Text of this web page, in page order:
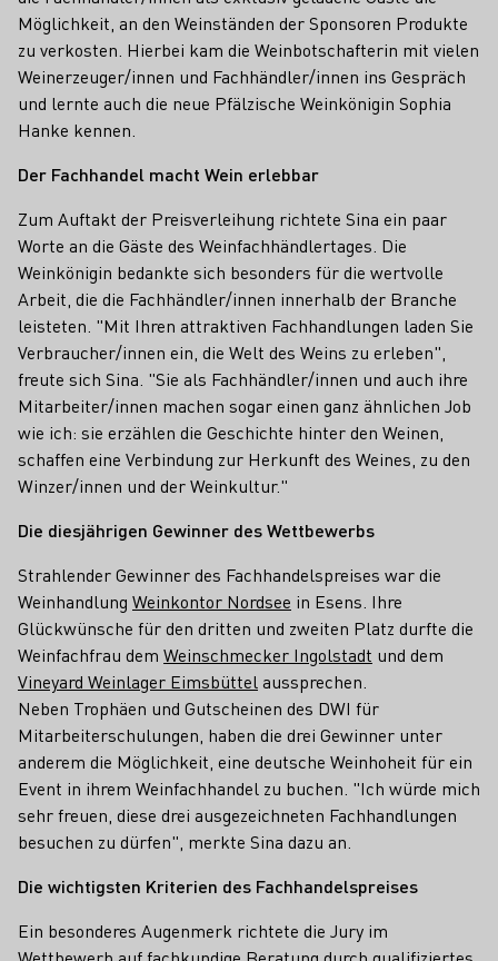
Möglichkeit, an den Weinständen der Sponsoren Produkte
zu verkosten. Hierbei kam die Weinbotschafterin mit vielen
Weinerzeuger/innen und Fachhändler/innen ins Gespräch
und lernte auch die neue Pfälzische Weinkönigin Sophia
Hanke kennen.
Der Fachhandel macht Wein erlebbar
Zum Auftakt der Preisverleihung richtete Sina ein paar
Worte an die Gäste des Weinfachhändlertages. Die
Weinkönigin bedankte sich besonders für die wertvolle
Arbeit, die die Fachhändler/innen innerhalb der Branche
leisteten. "Mit Ihren attraktiven Fachhandlungen laden Sie
Verbraucher/innen ein, die Welt des Weins zu erleben",
freute sich Sina. "Sie als Fachhändler/innen und auch ihre
Mitarbeiter/innen machen sogar einen ganz ähnlichen Job
wie ich: sie erzählen die Geschichte hinter den Weinen,
schaffen eine Verbindung zur Herkunft des Weines, zu den
Winzer/innen und der Weinkultur."
Die diesjährigen Gewinner des Wettbewerbs
Strahlender Gewinner des Fachhandelspreises war die
Weinhandlung Weinkontor Nordsee in Esens. Ihre
Glückwünsche für den dritten und zweiten Platz durfte die
Weinfachfrau dem Weinschmecker Ingolstadt und dem
Vineyard Weinlager Eimsbüttel aussprechen.
Neben Trophäen und Gutscheinen des DWI für
Mitarbeiterschulungen, haben die drei Gewinner unter
anderem die Möglichkeit, eine deutsche Weinhoheit für ein
Event in ihrem Weinfachhandel zu buchen. "Ich würde mich
sehr freuen, diese drei ausgezeichneten Fachhandlungen
besuchen zu dürfen", merkte Sina dazu an.
Die wichtigsten Kriterien des Fachhandelspreises
Ein besonderes Augenmerk richtete die Jury im